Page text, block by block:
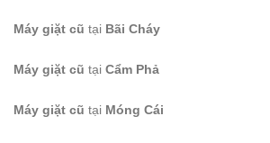
Máy giặt cũ tại Bãi Cháy
Máy giặt cũ tại Cẩm Phả
Máy giặt cũ tại Móng Cái